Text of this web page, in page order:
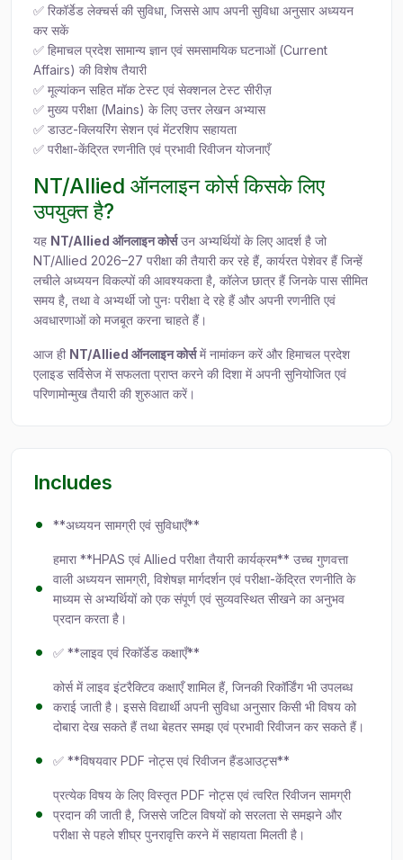
✅ रिकॉर्डेड लेक्चर्स की सुविधा, जिससे आप अपनी सुविधा अनुसार अध्ययन
कर सकें
✅ हिमाचल प्रदेश सामान्य ज्ञान एवं समसामयिक घटनाओं (Current
Affairs) की विशेष तैयारी
✅ मूल्यांकन सहित मॉक टेस्ट एवं सेक्शनल टेस्ट सीरीज़
✅ मुख्य परीक्षा (Mains) के लिए उत्तर लेखन अभ्यास
✅ डाउट-क्लियरिंग सेशन एवं मेंटरशिप सहायता
✅ परीक्षा-केंद्रित रणनीति एवं प्रभावी रिवीजन योजनाएँ
NT/Allied ऑनलाइन कोर्स किसके लिए
उपयुक्त है?
यह NT/Allied ऑनलाइन कोर्सउन अभ्यर्थियों के लिए आदर्श है जो
NT/Allied 2026–27 परीक्षा की तैयारी कर रहे हैं, कार्यरत पेशेवर हैं जिन्हें
लचीले अध्ययन विकल्पों की आवश्यकता है, कॉलेज छात्र हैं जिनके पास सीमित
समय है, तथा वे अभ्यर्थी जो पुनः परीक्षा दे रहे हैं और अपनी रणनीति एवं
अवधारणाओं को मजबूत करना चाहते हैं।
आज ही NT/Allied ऑनलाइन कोर्समें नामांकन करें और हिमाचल प्रदेश
एलाइड सर्विसेज में सफलता प्राप्त करने की दिशा में अपनी सुनियोजित एवं
परिणामोन्मुख तैयारी की शुरुआत करें।
Includes
**अध्ययन सामग्री एवं सुविधाएँ**
हमारा **HPAS एवं Allied परीक्षा तैयारी कार्यक्रम** उच्च गुणवत्ता
वाली अध्ययन सामग्री, विशेषज्ञ मार्गदर्शन एवं परीक्षा-केंद्रित रणनीति के
माध्यम से अभ्यर्थियों को एक संपूर्ण एवं सुव्यवस्थित सीखने का अनुभव
प्रदान करता है।
✅ **लाइव एवं रिकॉर्डेड कक्षाएँ**
कोर्स में लाइव इंटरैक्टिव कक्षाएँ शामिल हैं, जिनकी रिकॉर्डिंग भी उपलब्ध
कराई जाती है। इससे विद्यार्थी अपनी सुविधा अनुसार किसी भी विषय को
दोबारा देख सकते हैं तथा बेहतर समझ एवं प्रभावी रिवीजन कर सकते हैं।
✅ **विषयवार PDF नोट्स एवं रिवीजन हैंडआउट्स**
प्रत्येक विषय के लिए विस्तृत PDF नोट्स एवं त्वरित रिवीजन सामग्री
प्रदान की जाती है, जिससे जटिल विषयों को सरलता से समझने और
परीक्षा से पहले शीघ्र पुनरावृत्ति करने में सहायता मिलती है।